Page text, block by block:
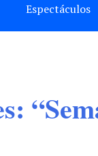
Espectáculos